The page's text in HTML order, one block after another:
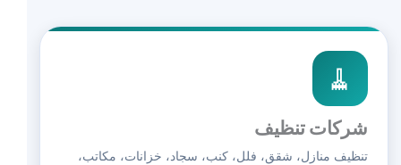
🧹
شركات تنظيف
تنظيف منازل، شقق، فلل، كنب، سجاد، خزانات، مكاتب،